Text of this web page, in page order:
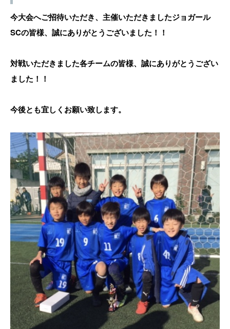
今大会へご招待いただき、主催いただきましたジョガール
SCの皆様、誠にありがとうございました！！
対戦いただきました各チームの皆様、誠にありがとうござい
ました！！
今後とも宜しくお願い致します。